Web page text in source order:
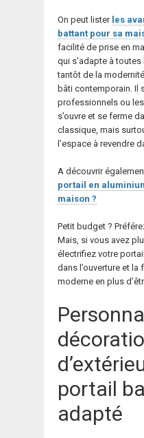
On peut lister les
battant pour sa
facilité de prise en
qui s’adapte à
tantôt de la
bâti contemporain. Il
professionnels ou
s’ouvre et se ferme
classique, mais
l’espace à revendre
A découvrir
portail en
maison ?
Petit budget ?
Mais, si vous avez
électrifiez votre
dans l’ouverture et la
moderne en plus
portail
adapté